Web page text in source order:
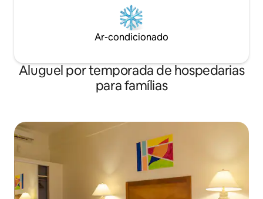
Ar-condicionado
Aluguel por temporada de hospedarias
para famílias